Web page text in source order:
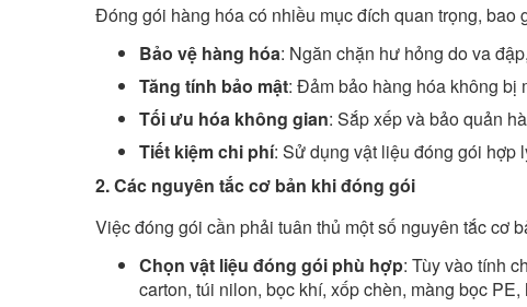
Đóng gói hàng hóa có nhiều mục đích quan trọng, bao
Bảo vệ hàng hóa: Ngăn chặn hư hỏng do va
Tăng tính bảo mật: Đảm bảo hàng hóa không bị
Tối ưu hóa không gian: Sắp xếp và bảo quản
Tiết kiệm chi phí: Sử dụng vật liệu đóng gói hợp
2. Các nguyên tắc cơ bản khi đóng gói
Việc đóng gói cần phải tuân thủ một số nguyên tắc cơ
Chọn vật liệu đóng gói phù hợp: Tùy vào tính
carton, túi nilon, bọc khí, xốp chèn, màng bọc PE,